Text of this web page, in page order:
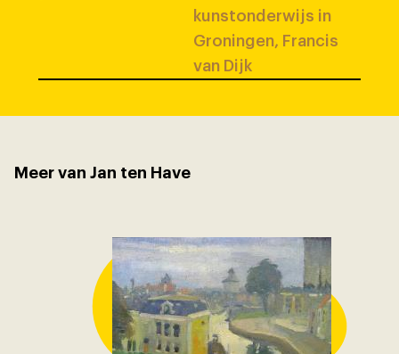
kunstonderwijs in
Groningen, Francis
van Dijk
Meer van Jan ten Have